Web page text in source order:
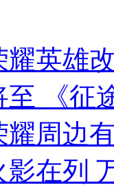
耀英雄
至 《征
耀周边
影在列